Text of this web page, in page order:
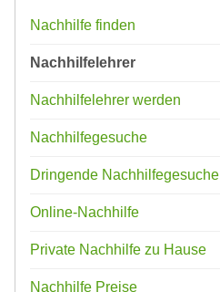
Nachhilfe finden
Nachhilfelehrer
Nachhilfelehrer werden
Nachhilfegesuche
Dringende Nachhilfegesuche
Online-Nachhilfe
Private Nachhilfe zu Hause
Nachhilfe Preise